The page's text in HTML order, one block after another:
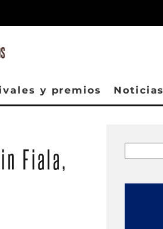
y premios Noticias
Fiala,